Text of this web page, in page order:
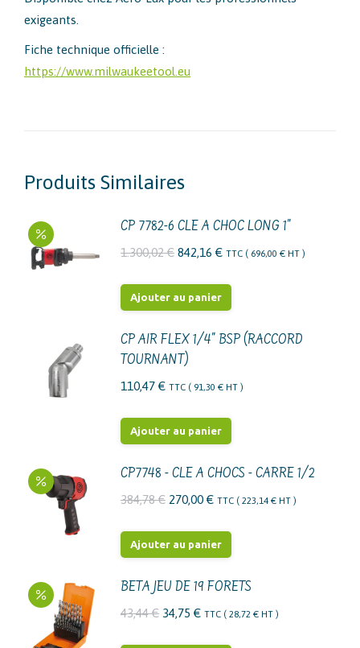
exigeants.
Fiche technique officielle :
https://www.milwaukeetool.eu
Produits Similaires
CP 7782-6 CLE A CHOC LONG 1"
1.300,02€ Le
initial
1.300,02 €.
842,16 €Le
842,16 €.
TTC ( 696,00 € HT )
Ajouter au panier
CP AIR FLEX 1/4" BSP (RACCORD
TOURNANT)
110,47 € TTC ( 91,30 € HT )
Ajouter au panier
CP7748 - CLE A CHOCS - CARRE 1/2
384,78€ Le
initial
384,78 €.
270,00 €Le
actuel
270,00 €.
TTC ( 223,14 € HT )
Ajouter au panier
BETA JEU DE 19 FORETS
43,44€ Le
34,75 €Le
TTC ( 28,72 € HT )